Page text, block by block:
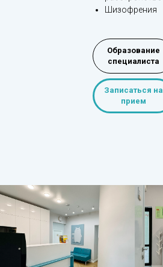
Шизофрения
Образование
специалиста
Записаться на
прием